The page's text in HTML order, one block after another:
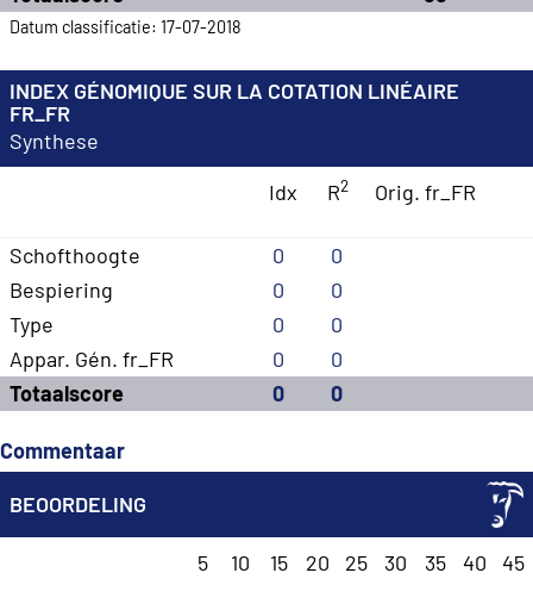
Datum classificatie: 17-07-2018
INDEX GÉNOMIQUE SUR LA COTATION LINÉAIRE
FR_FR
Synthese
Idx
R2 Orig. fr_FR
Schofthoogte 0
0
Bespiering
0
0
Type
0
0
Appar. Gén. fr_FR
0
0
Totaalscore
0 0
Commentaar
BEOORDELING
5 10 15 20 25 30 35 40 45